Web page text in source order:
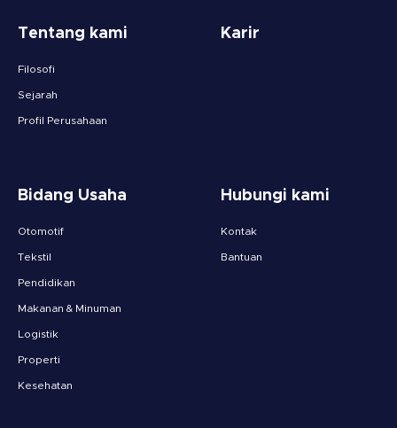
Tentang kami
Filosofi
Sejarah
Profil Perusahaan
Karir
Bidang Usaha
Otomotif
Tekstil
Pendidikan
Makanan & Minuman
Logistik
Properti
Kesehatan
Hubungi kami
Kontak
Bantuan